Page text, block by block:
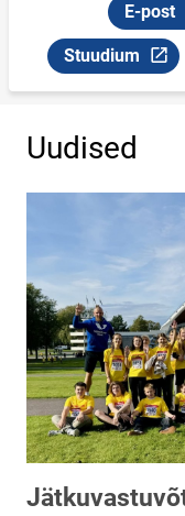
E-post
Link
Stuudium
Link avaneb
Uudised